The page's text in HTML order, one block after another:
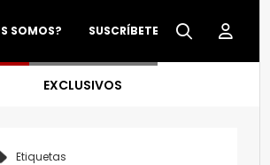
SUSCRÍBETE
SOMOS?
EXCLUSIVOS
Etiquetas